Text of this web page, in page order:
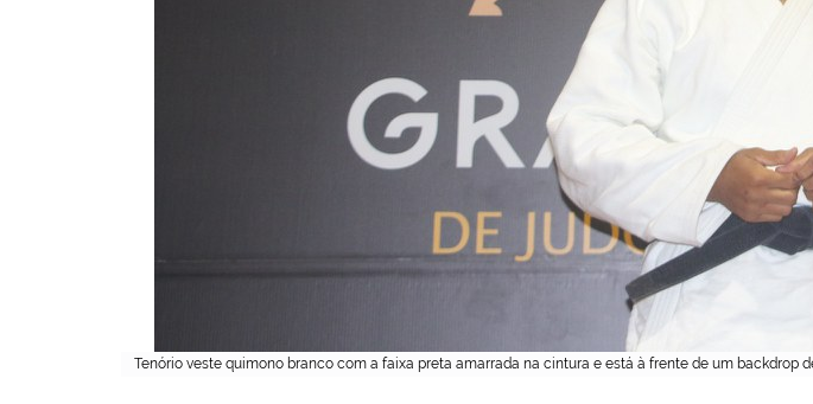
Tenório veste quimono branco com a faixa preta amarrada na cintura e está à frente de um backdrop